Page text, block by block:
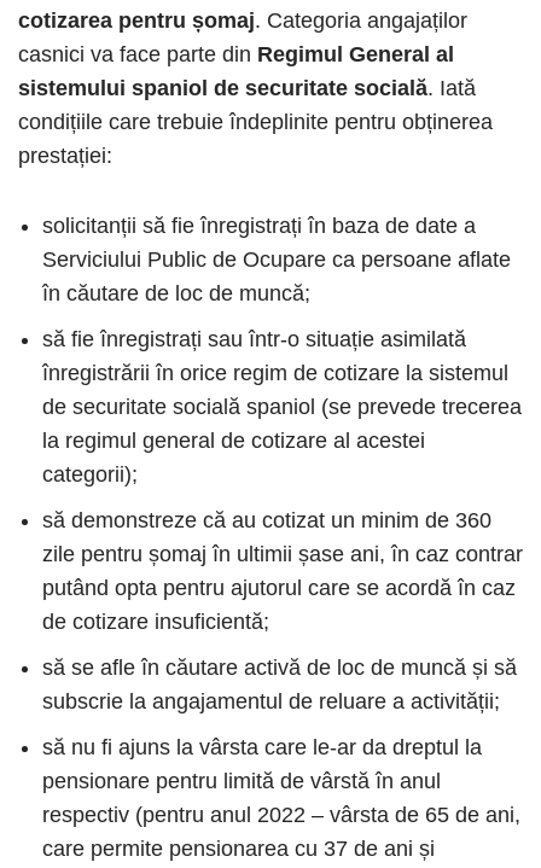
cotizarea pentru șomaj. Categoria angajaților
casnici va face parte din Regimul General al
sistemului spaniol de securitate socială. Iată
condițiile care trebuie îndeplinite pentru obținerea
prestației:
solicitanții să fie înregistrați în baza de date a
Serviciului Public de Ocupare ca persoane aflate
în căutare de loc de muncă;
să fie înregistrați sau într-o situație asimilată
înregistrării în orice regim de cotizare la sistemul
de securitate socială spaniol (se prevede trecerea
la regimul general de cotizare al acestei
categorii);
să demonstreze că au cotizat un minim de 360
zile pentru șomaj în ultimii șase ani, în caz contrar
putând opta pentru ajutorul care se acordă în caz
de cotizare insuficientă;
să se afle în căutare activă de loc de muncă și să
subscrie la angajamentul de reluare a activității;
să nu fi ajuns la vârsta care le-ar da dreptul la
pensionare pentru limită de vârstă în anul
respectiv (pentru anul 2022 – vârsta de 65 de ani,
care permite pensionarea cu 37 de ani și